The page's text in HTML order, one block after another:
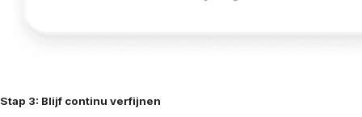
Stap 3: Blijf continu verfijnen